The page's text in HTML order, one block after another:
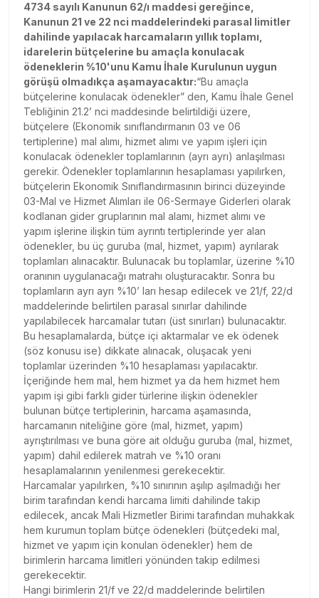
4734 sayılı Kanunun 62/ı maddesi gereğince,
Kanunun 21 ve 22 nci maddelerindeki parasal limitler
dahilinde yapılacak harcamaların yıllık toplamı,
idarelerin bütçelerine bu amaçla konulacak
ödeneklerin %10'unu Kamu İhale Kurulunun uygun
görüşü olmadıkça aşamayacaktır:“Bu amaçla
bütçelerine konulacak ödenekler” den, Kamu İhale Genel
Tebliğinin 21.2’ nci maddesinde belirtildiği üzere,
bütçelere (Ekonomik sınıflandırmanın 03 ve 06
tertiplerine) mal alımı, hizmet alımı ve yapım işleri için
konulacak ödenekler toplamlarının (ayrı ayrı) anlaşılması
gerekir. Ödenekler toplamlarının hesaplaması yapılırken,
bütçelerin Ekonomik Sınıflandırmasının birinci düzeyinde
03-Mal ve Hizmet Alımları ile 06-Sermaye Giderleri olarak
kodlanan gider gruplarının mal alamı, hizmet alımı ve
yapım işlerine ilişkin tüm ayrıntı tertiplerinde yer alan
ödenekler, bu üç guruba (mal, hizmet, yapım) ayrılarak
toplamları alınacaktır. Bulunacak bu toplamlar, üzerine %10
oranının uygulanacağı matrahı oluşturacaktır. Sonra bu
toplamların ayrı ayrı %10’ ları hesap edilecek ve 21/f, 22/d
maddelerinde belirtilen parasal sınırlar dahilinde
yapılabilecek harcamalar tutarı (üst sınırları) bulunacaktır.
Bu hesaplamalarda, bütçe içi aktarmalar ve ek ödenek
(söz konusu ise) dikkate alınacak, oluşacak yeni
toplamlar üzerinden %10 hesaplaması yapılacaktır.
İçeriğinde hem mal, hem hizmet ya da hem hizmet hem
yapım işi gibi farklı gider türlerine ilişkin ödenekler
bulunan bütçe tertiplerinin, harcama aşamasında,
harcamanın niteliğine göre (mal, hizmet, yapım)
ayrıştırılması ve buna göre ait olduğu guruba (mal, hizmet,
yapım) dahil edilerek matrah ve %10 oranı
hesaplamalarının yenilenmesi gerekecektir.
Harcamalar yapılırken, %10 sınırının aşılıp aşılmadığı her
birim tarafından kendi harcama limiti dahilinde takip
edilecek, ancak Mali Hizmetler Birimi tarafından muhakkak
hem kurumun toplam bütçe ödenekleri (bütçedeki mal,
hizmet ve yapım için konulan ödenekler) hem de
birimlerin harcama limitleri yönünden takip edilmesi
gerekecektir.
Hangi birimlerin 21/f ve 22/d maddelerinde belirtilen